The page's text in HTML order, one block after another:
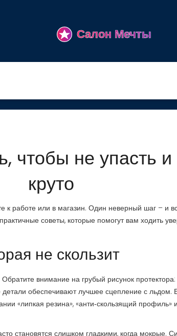
чтобы не упасть
круто
к работе или в магазин. Один неверный шаг – и
советы, которые помогут вам ходить
не скользит
внимание на грубый рисунок
обеспечивают лучшее сцепление с
«липкая резина», «анти‑скользящий
становятся слишком гладкими, когда мокрые.